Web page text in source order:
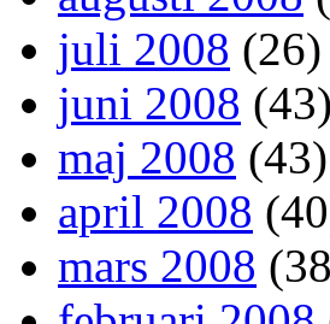
juli 2008 (26)
juni 2008 (43)
maj 2008 (43)
april 2008
mars 2008